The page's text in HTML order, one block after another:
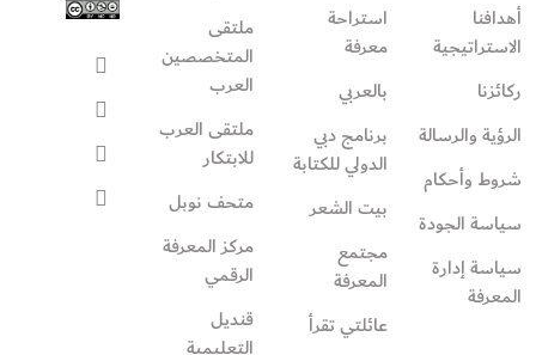
أهدافنا
الاستراتيجية
ركائزنا
الرؤية والرسالة
شروط وأحكام
سياسة الجودة
سياسة إدارة
المعرفة
استراحة
معرفة
بالعربي
برنامج دبي
الدولي للكتابة
بيت الشعر
مجتمع
المعرفة
عائلتي تقرأ‎
ملتقى
المتخصصين
العرب
ملتقى العرب
للابتكار
متحف نوبل
مركز المعرفة
الرقمي
قنديل
التعليمية